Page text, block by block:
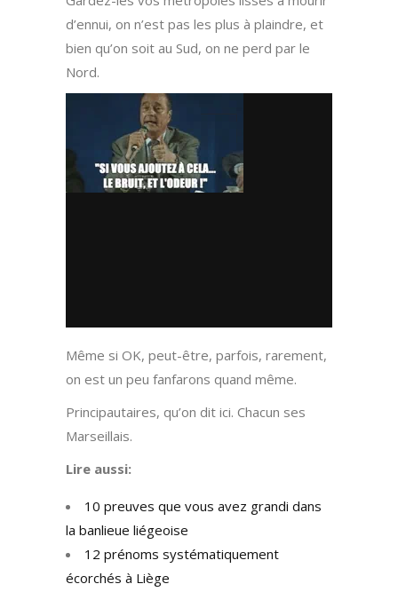
d’ennui, on n’est pas les plus à plaindre, et
bien qu’on soit au Sud, on ne perd par le
Nord.
Même si OK, peut-être, parfois, rarement,
on est un peu fanfarons quand même.
Principautaires, qu’on dit ici. Chacun ses
Marseillais.
Lire aussi:
10 preuves que vous avez grandi dans
la banlieue liégeoise
12 prénoms systématiquement
écorchés à Liège